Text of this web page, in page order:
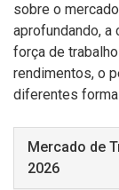
sobre o
aprofundando, a
força de
rendimentos, o
diferentes
Mercado de
2026